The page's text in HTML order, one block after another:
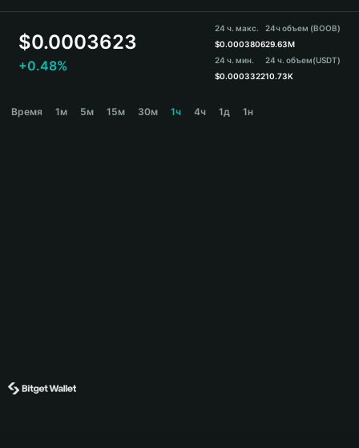
हिन्दी
Español
Português (Brasil)
$0.0003623
+0.48%
24 ч. макс.
$0.0003806
24 ч. мин.
$0.0003322
24ч объем (BOOB)
29.63M
24 ч. объем(USDT)
10.73K
Время 1м 5м 15м 30м 1ч 4ч 1д 1н